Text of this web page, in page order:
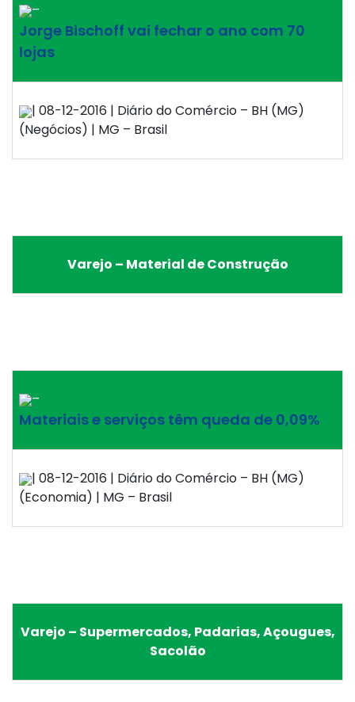
–
Jorge Bischoff vai fechar o ano com 70
lojas
| 08-12-2016 | Diário do Comércio – BH (MG)
(Negócios) | MG – Brasil
Varejo – Material de Construção
–
Materiais e serviços têm queda de 0,09%
| 08-12-2016 | Diário do Comércio – BH (MG)
(Economia) | MG – Brasil
Varejo – Supermercados, Padarias, Açougues,
Sacolão